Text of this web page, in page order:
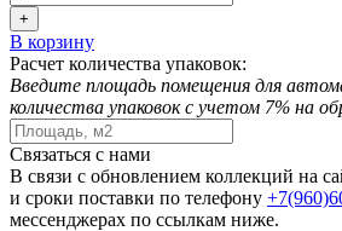
+
В корзину
Расчет количества упаковок:
Введите площадь помещения для
количества упаковок с учетом 7% на
Связаться с нами
В связи с обновлением коллекций на
и сроки поставки по телефону
мессенджерах по ссылкам ниже.